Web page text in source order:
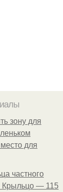
зону для
для
частного
Крыльцо — 115